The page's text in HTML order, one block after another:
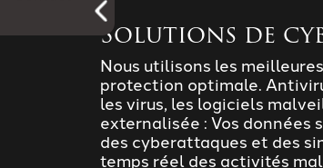
Solutions de
Nous utilisons les
protection optimale.
les virus, les logiciels
externalisée : Vos données
des cyberattaques et des
temps réel des activités